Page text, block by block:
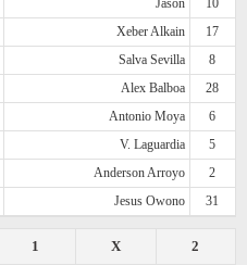
Xeber Alkain
17
Salva Sevilla
8
Alex Balboa
28
Antonio Moya
6
V. Laguardia
5
Anderson Arroyo
2
Jesus Owono 31
2
X
1